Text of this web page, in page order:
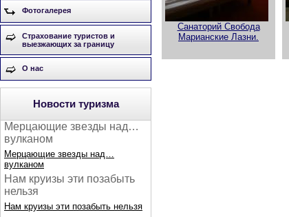
Фотогалерея
Страхование туристов и
выезжающих за границу
О нас
Новости туризма
Мерцающие звезды над…
вулканом
Мерцающие звезды над…
вулканом
Нам круизы эти позабыть
нельзя
Нам круизы эти позабыть нельзя
Санаторий Свобода
Марианские Лазни.